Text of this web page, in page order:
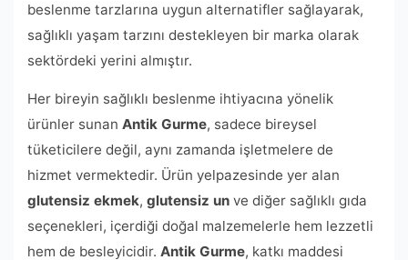
beslenme tarzlarına uygun alternatifler sağlayarak,
sağlıklı yaşam tarzını destekleyen bir marka olarak
sektördeki yerini almıştır.
Her bireyin sağlıklı beslenme ihtiyacına yönelik
ürünler sunan Antik Gurme, sadece bireysel
tüketicilere değil, aynı zamanda işletmelere de
hizmet vermektedir. Ürün yelpazesinde yer alan
glutensiz ekmek, glutensiz un ve diğer sağlıklı gıda
seçenekleri, içerdiği doğal malzemelerle hem lezzetli
hem de besleyicidir. Antik Gurme, katkı maddesi